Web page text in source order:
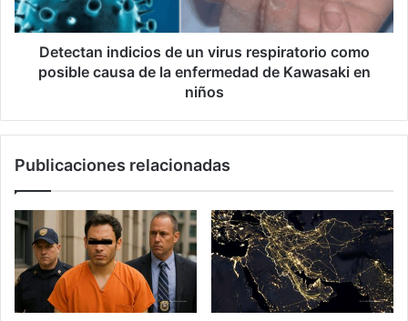
posible
causa
Kawasaki
niños
Detectan indicios de un virus respiratorio como
posible causa de la enfermedad de Kawasaki en
niños
Publicaciones relacionadas